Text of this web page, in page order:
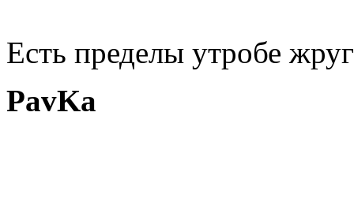
Есть пределы утробе
PavKa